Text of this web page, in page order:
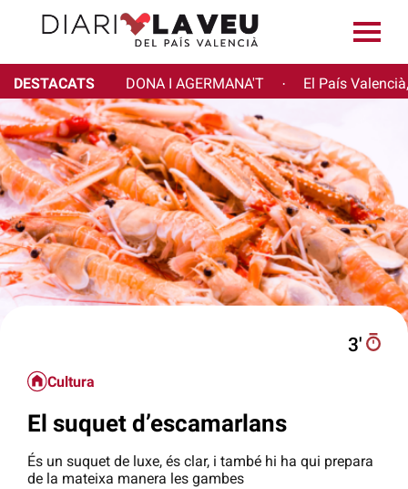
DESTACATS DONA I AGERMANA'T · El País
3′
Cultura
El suquet d’escamarlans
És un suquet de luxe, és clar, i també hi ha qui prepara
de la mateixa manera les gambes